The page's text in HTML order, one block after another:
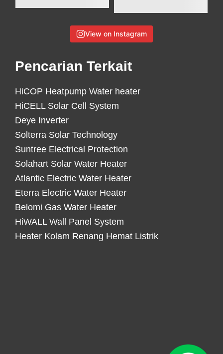
View on Instagram
Pencarian Terkait
HiCOP Heatpump Water heater
HiCELL Solar Cell System
Deye Inverter
Solterra Solar Technology
Suntree Electrical Protection
Solahart Solar Water Heater
Atlantic Electric Water Heater
Eterra Electric Water Heater
Belomi Gas Water Heater
HiWALL Wall Panel System
Heater Kolam Renang Hemat Listrik